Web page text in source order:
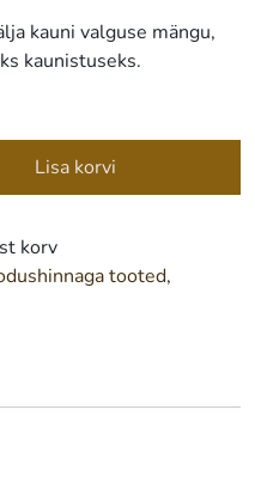
kauni valguse mängu,
kaunistuseks.
Lisa korvi
korv
tooted,